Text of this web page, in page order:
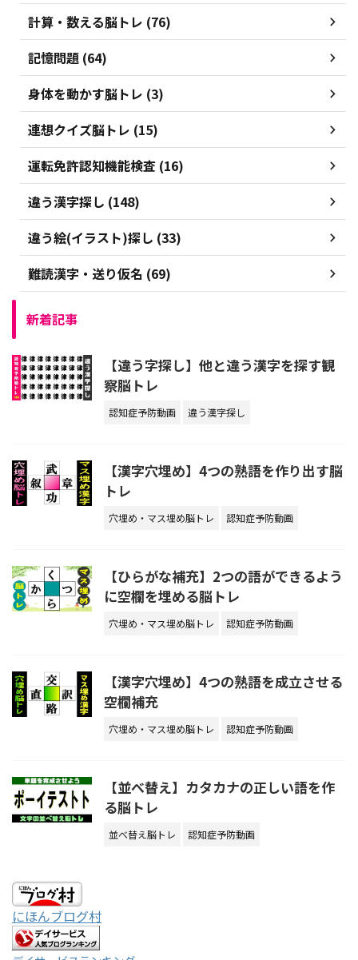
計算・数える脳トレ (76)
記憶問題 (64)
身体を動かす脳トレ (3)
連想クイズ脳トレ (15)
運転免許認知機能検査 (16)
違う漢字探し (148)
違う絵(イラスト)探し (33)
難読漢字・送り仮名 (69)
新着記事
【違う字探し】他と違う漢字を探す観
察脳トレ
認知症予防動画 違う漢字探し
【漢字穴埋め】4つの熟語を作り出す脳
トレ
穴埋め・マス埋め脳トレ 認知症予防動画
【ひらがな補充】2つの語ができるよう
に空欄を埋める脳トレ
穴埋め・マス埋め脳トレ 認知症予防動画
【漢字穴埋め】4つの熟語を成立させる
空欄補充
穴埋め・マス埋め脳トレ 認知症予防動画
【並べ替え】カタカナの正しい語を作
る脳トレ
並べ替え脳トレ 認知症予防動画
にほんブログ村